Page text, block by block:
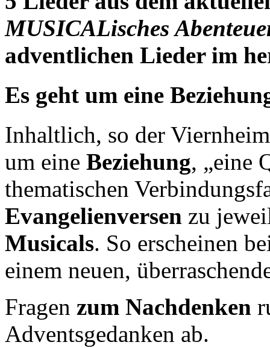
MUSICALisches
adventlichen Lieder im
Es geht um eine
Inhaltlich, so der
um eine Beziehung, „eine
thematischen
Evangelienversen zu
Musicals. So erscheinen
einem neuen,
Fragen zum Nachdenken
Adventsgedanken ab.